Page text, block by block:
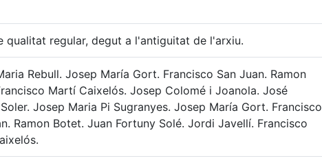
qualitat regular, degut a l'antiguitat de l'arxiu.
Rebull. Josep María Gort. Francisco San Juan. Ramon
Martí Caixelós. Josep Colomé i Joanola. José
Josep Maria Pi Sugranyes. Josep María Gort. Francisco
Ramon Botet. Juan Fortuny Solé. Jordi Javellí. Francisco